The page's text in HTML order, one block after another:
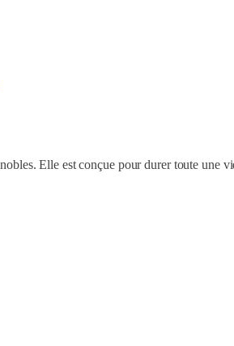
Elle est conçue pour durer toute une